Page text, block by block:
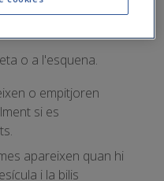
o a l'esquena.
o empitjoren
si es
apareixen quan hi
i la bilis